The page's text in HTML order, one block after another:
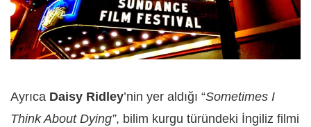
Ayrıca Daisy Ridley’nin yer aldığı “Sometimes I
Think About Dying”, bilim kurgu türündeki İngiliz filmi